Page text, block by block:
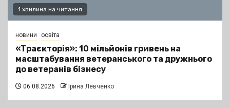
1 хвилина на читання
новини освіта
«Траєкторія»: 10 мільйонів гривень на
масштабування ветеранського та дружнього
до ветеранів бізнесу
06.08.2026 Ірина Левченко